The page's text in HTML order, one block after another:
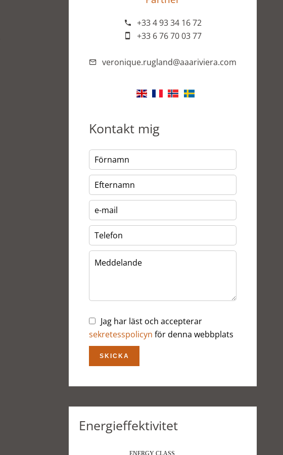
+33 4 93 34 16 72
+33 6 76 70 03 77
veronique.rugland@aaariviera.com
Kontakt mig
Jag har läst och accepterar
sekretesspolicyn för denna webbplats
SKICKA
Energieffektivitet